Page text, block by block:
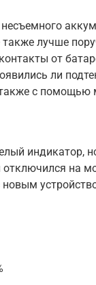
лучше
от
ли
с помощью
индикатор,
на